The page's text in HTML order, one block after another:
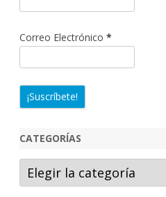
Correo Electrónico *
CATEGORÍAS
Categorías